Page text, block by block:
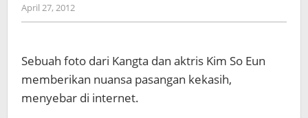
April 27, 2012by
Koreanindo
Sebuah foto dari Kangta dan aktris Kim So Eun
memberikan nuansa pasangan kekasih,
menyebar di internet.